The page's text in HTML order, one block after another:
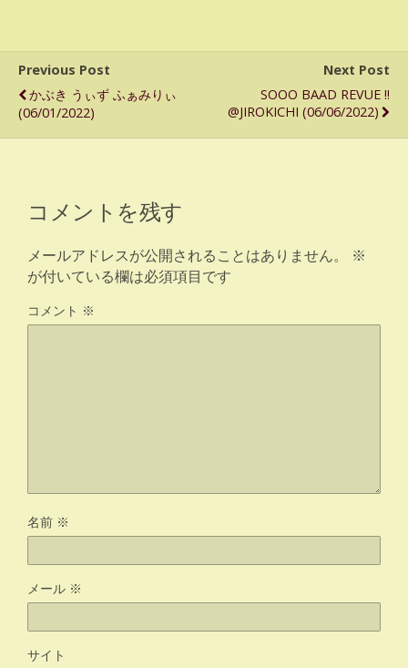
Previous Post
かぶき うぃず ふぁみりぃ
(06/01/2022)
Next Post
SOOO BAAD REVUE !!
@JIROKICHI (06/06/2022)
コメントを残す
メールアドレスが公開されることはありません。
※
が付いている欄は必須項目です
コメント ※
名前 ※
メール ※
サイト